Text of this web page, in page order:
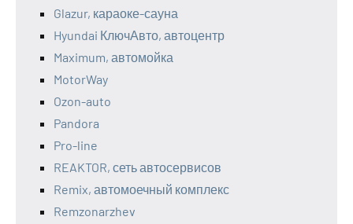
Glazur, караоке-сауна
Hyundai КлючАвто, автоцентр
Maximum, автомойка
MotorWay
Ozon-auto
Pandora
Pro-line
REAKTOR, сеть автосервисов
Remix, автомоечный комплекс
Remzonarzhev